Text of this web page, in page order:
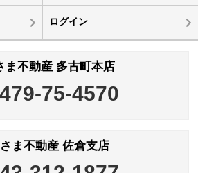
ログイン
ま不動産 多古町本店
75-4570
ま不動産 佐倉支店